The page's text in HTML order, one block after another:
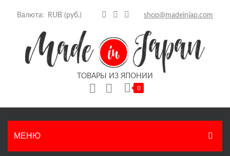
Валюта: shop@madeinjap.com
ТОВАРЫ ИЗ ЯПОНИИ
0
МЕНЮ